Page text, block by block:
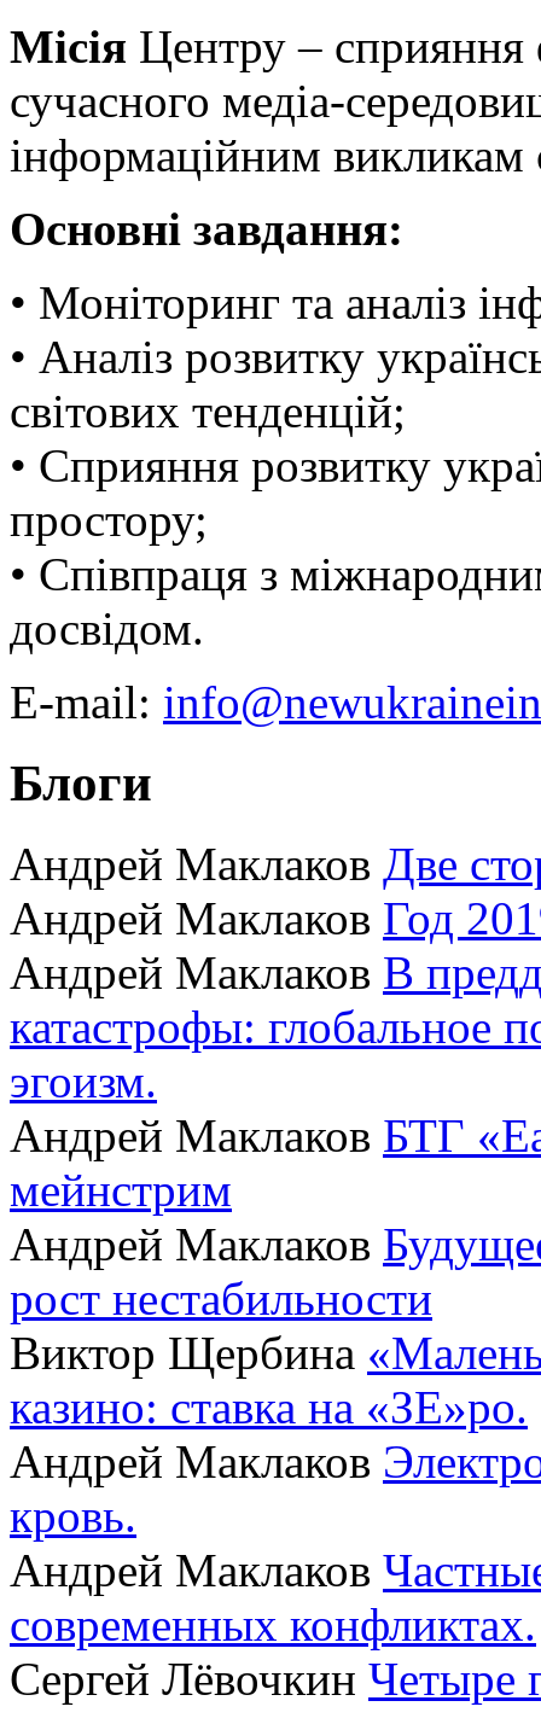
Місія Центру –
сучасного медіа-
інформаційним викликам
Основні завдання:
• Моніторинг та аналіз
• Аналіз розвитку
світових тенденцій;
• Сприяння розвитку
простору;
• Співпраця з
досвідом.
E-mail:
Блоги
Андрей Маклаков Две
Андрей Маклаков Год
Андрей Маклаков В
катастрофы: глобальное
эгоизм.
Андрей Маклаков БТГ
мейнстрим
Андрей Маклаков
рост нестабильности
Виктор Щербина
казино: ставка на «ЗЕ»ро.
Андрей Маклаков
кровь.
Андрей Маклаков
современных конфликтах.
Сергей Лёвочкин Четыре